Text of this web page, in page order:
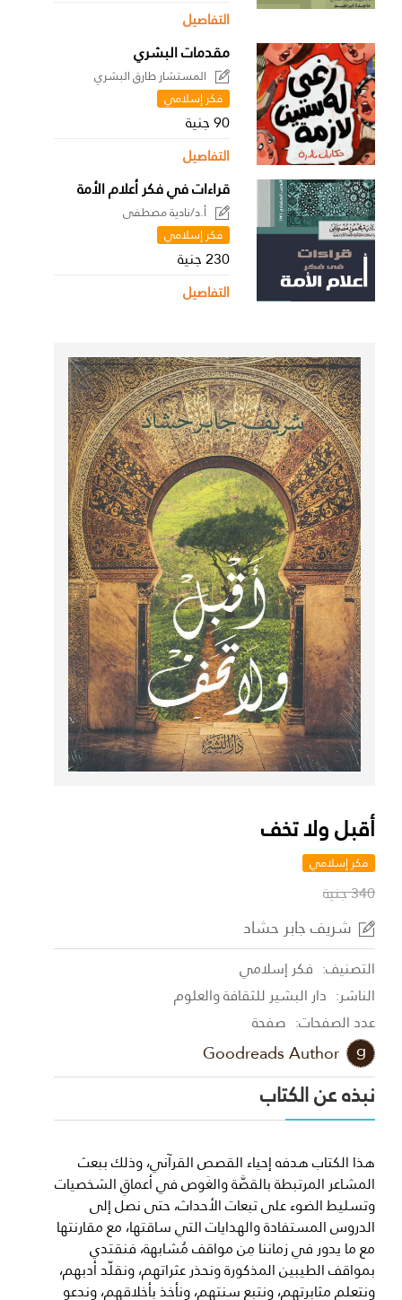
التفاصيل
مقدمات البشري
المستشار طارق البشري
فكر إسلامي
90 جنية
التفاصيل
قراءات في فكر أعلام الأمة
أ.د/نادية مصطفى
فكر إسلامي
230 جنية
التفاصيل
أقبل ولا تخف
فكر إسلامي
340 جنية
شريف جابر حشاد
التصنيف: فكر إسلامي
الناشر: دار البشير للثقافة والعلوم
عدد الصفحات: صفحة
Goodreads Author
نبذه عن الكتاب
هذا الكتاب هدفه إحياء القصص القرآني، وذلك ببعث
المشاعر المرتبطة بالقصَّة والغَوص في أعماقِ الشخصيات
وتسليط الضوء على تبعات الأحداث، حتى نصل إلى
الدروس المستفادة والهدايات التي ساقتها، مع مقارنتها
مع ما يدور في زماننا مِن مواقف مُشابهة، فنقتدي
بمواقف الطيبين المذكورة ونحذر عثراتهم، ونقلّد أدبهم،
ونتعلم مثابرتهم، ونتبع سنتهم، ونأخذ بأخلاقهم، وندعو